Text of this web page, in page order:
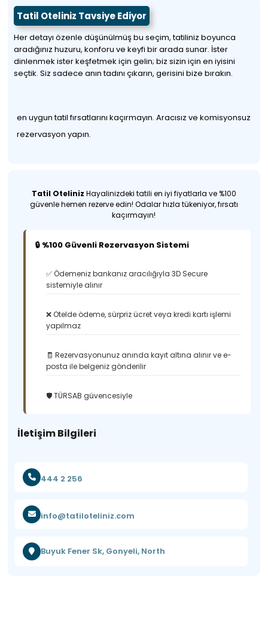
Tatil Oteliniz Tavsiye Ediyor
Her detayı özenle düşünülmüş bu seçim, tatiliniz boyunca
aradığınız huzuru, konforu ve keyfi bir arada sunar. İster
dinlenmek ister keşfetmek için gelin; biz sizin için en iyisini
seçtik. Siz sadece anın tadını çıkarın, gerisini bize bırakın.
en uygun tatil fırsatlarını kaçırmayın. Aracısız ve komisyonsuz
rezervasyon yapın.
Tatil Oteliniz Hayalinizdeki tatili en iyi fiyatlarla ve %100
güvenle hemen rezerve edin! Odalar hızla tükeniyor, fırsatı
kaçırmayın!
🔒 %100 Güvenli Rezervasyon Sistemi
✅ Ödemeniz bankanız aracılığıyla 3D Secure
sistemiyle alınır
❌ Otelde ödeme, sürpriz ücret veya kredi kartı işlemi
yapılmaz
🧾 Rezervasyonunuz anında kayıt altına alınır ve e-
posta ile belgeniz gönderilir
🛡️ TÜRSAB güvencesiyle
İletişim Bilgileri
444 2 256
info@tatiloteliniz.com
Buyuk Fener Sk, Gonyeli, North